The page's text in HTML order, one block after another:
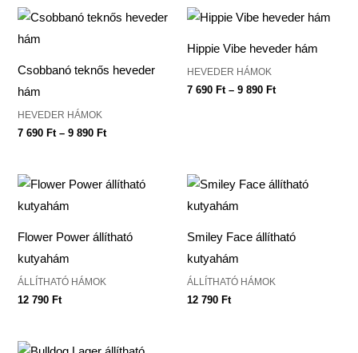
Csobbanó teknős heveder
hám
HEVEDER HÁMOK
7 690 Ft – 9 890 Ft
Ártartomány:
9
Hippie Vibe heveder hám
HEVEDER HÁMOK
7 690 Ft – 9 890 Ft
Ártartomány:
-
Flower Power állítható
kutyahám
ÁLLÍTHATÓ HÁMOK
12 790 Ft
Smiley Face állítható
kutyahám
ÁLLÍTHATÓ HÁMOK
12 790 Ft